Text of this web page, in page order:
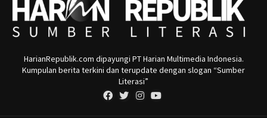
HarianRepublik.com dipayungi PT Harian Multimedia Indonesia.
Kumpulan berita terkini dan terupdate dengan slogan “Sumber
Literasi”